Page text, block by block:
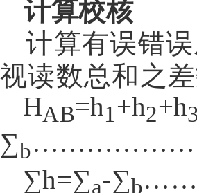
计算校核
计算有误错
视读数总和之
HAB=h1 +h2+h
∑b
∑h=∑a-∑b